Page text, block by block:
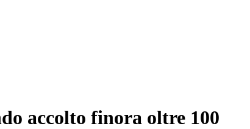
accolto finora oltre 100